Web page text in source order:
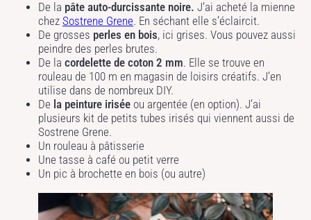
De la pâte auto-durcissante noire. J’ai acheté la mienne
chezSostrene Grene. En séchant elle s’éclaircit.
De grosses perles en bois, ici grises. Vous pouvez aussi
peindre des perles brutes.
De lacordelette de coton 2 mm. Elle se trouve en
rouleau de 100 m en magasin de loisirs créatifs. J’en
utilise dans de nombreux DIY.
De la peinture irisée ou argentée (en option). J’ai
plusieurs kit de petits tubes irisés qui viennent aussi de
Sostrene Grene.
Un rouleau à pâtisserie
Une tasse à café ou petit verre
Un pic à brochette en bois (ou autre)